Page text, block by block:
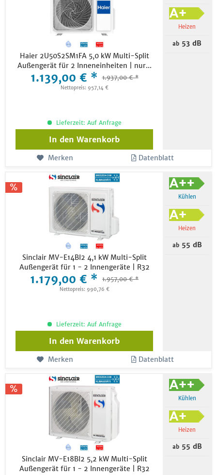
Haier 2U50S2SM1FA 5,0 kW Multi-Split
Außengerät für 2 Inneneinheiten | nur...
1.139,00 € * 1.937,00 € *
Nettopreis: 957,14 €
Heizen
ab 53 dB
Lieferzeit: Auf Anfrage
In den Warenkorb
Merken Datenblatt
Sinclair MV-E14BI2 4,1 kW Multi-Split
Außengerät für 1 - 2 Innengeräte | R32
1.179,00 € * 1.957,00 € *
Nettopreis: 990,76 €
Kühlen
Heizen
ab55 dB
Lieferzeit: Auf Anfrage
In den Warenkorb
Merken Datenblatt
Sinclair MV-E18BI2 5,2 kW Multi-Split
Außengerät für 1 - 2 Innengeräte | R32
Kühlen
Heizen
ab55 dB